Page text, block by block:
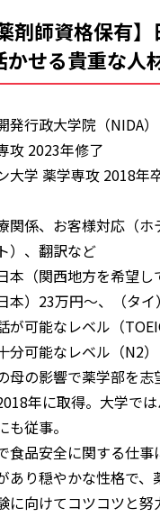
剤師資格保有
せる貴重な人
発行政大学院（NIDA）
攻 2023年修了
大学 薬学専攻 2018年
関係、お客様対応（ホ
）、翻訳など
本（関西地方を希望し
本）23万円～、（タイ
が可能なレベル（
分可能なレベル（N2）
母の影響で薬学部を志
年に取得。 大学で
も従事。
食品安全に関する仕事
あり穏やかな性格で、
に向けてコツコツと努